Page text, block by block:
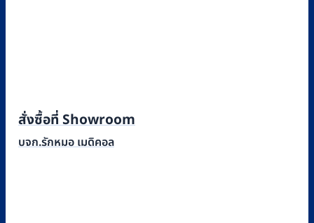
สั่งซื้อที่ Showroom
บจก.รักหมอ เมดิคอล